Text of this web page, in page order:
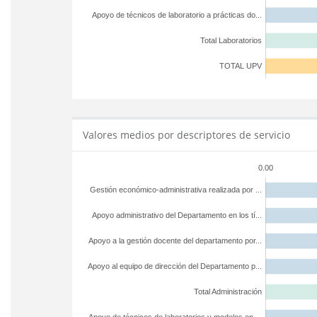
TOTAL UPV
Total Laboratorios
Apoyo de técnicos de laboratorio a prácticas do...
Valores medios por descriptores de servicio
0.00
Total Administración
Apoyo al equipo de dirección del Departamento p...
Apoyo a la gestión docente del departamento por...
Apoyo administrativo del Departamento en los tí...
Gestión económico-administrativa realizada por ...